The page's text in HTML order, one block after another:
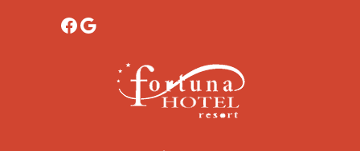
Facebook
Google